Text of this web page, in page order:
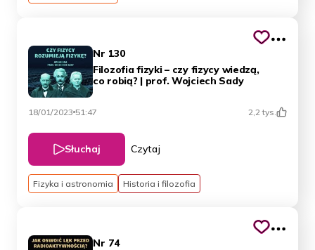
Nr 130
Filozofia fizyki – czy fizycy wiedzą,
co robią? | prof. Wojciech Sady
18/01/2023 51:47 2,2 tys.
Słuchaj Czytaj
Fizyka i astronomia Historia i filozofia
Nr 74